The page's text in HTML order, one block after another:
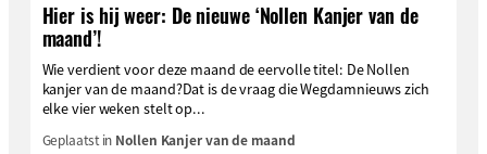
Hier is hij weer: De nieuwe ‘Nollen Kanjer van de
maand’!
Wie verdient voor deze maand de eervolle titel: De Nollen
kanjer van de maand?Dat is de vraag die Wegdamnieuws zich
elke vier weken stelt op...
Geplaatst in Nollen Kanjer van de maand